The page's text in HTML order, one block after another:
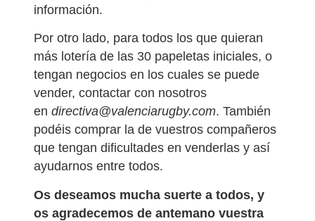
información.
Por otro lado, para todos los que quieran
más lotería de las 30 papeletas iniciales, o
tengan negocios en los cuales se puede
vender, contactar con nosotros
en directiva@valenciarugby.com. También
podéis comprar la de vuestros compañeros
que tengan dificultades en venderlas y así
ayudarnos entre todos.
Os deseamos mucha suerte a todos, y
os agradecemos de antemano vuestra